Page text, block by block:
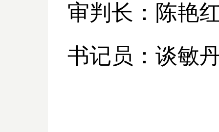
审判长：陈艳
书记员：谈敏